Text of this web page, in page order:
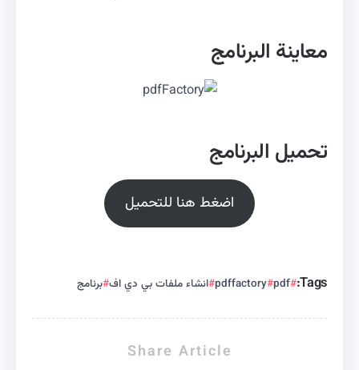
معاينة البرنامج
تحميل البرنامج
اضغط هنا للتحميل
Tags:
pdf
pdffactory انشاء ملفات بي دي اف برنامج
Share Article